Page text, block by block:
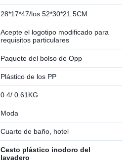
28*17*47/los 52*30*21.5CM
Acepte el logotipo modificado para
requisitos particulares
Paquete del bolso de Opp
Plástico de los PP
0.4/ 0.61KG
Moda
Cuarto de baño, hotel
Cesto plástico inodoro del
lavadero